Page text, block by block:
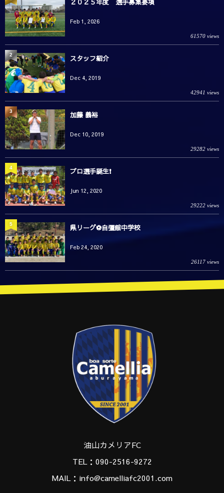
Feb 1, 2026
61570 views
スタッフ紹介
Dec 4, 2019
42941 views
2
加藤 義裕
Dec 10, 2019
29282 views
3
プロ選手誕生❗️
Jun 12, 2020
29222 views
4
県リーグ⚽️自彊館中学校
Feb 24, 2020
26117 views
5
油山カメリアFC
TEL：090-2516-9272
MAIL：info@camelliafc2001.com